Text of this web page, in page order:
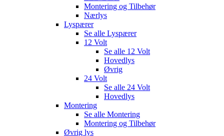
Montering og Tilbehør
Nærlys
Lyspærer
Se alle Lyspærer
12 Volt
Se alle 12 Volt
Hovedlys
Øvrig
24 Volt
Se alle 24 Volt
Hovedlys
Montering
Se alle Montering
Montering og Tilbehør
Øvrig lys